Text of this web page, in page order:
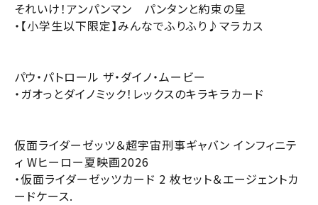
上映スケジュールを確認する
無料のワタシアターライト会員もあります。
予約を確認・変更する
チケットの予約状況の確認及び予約を変更したい場合は、
都道府県から選ぶ
東北
関東
北越
それいけ！アンパンマン パンタンと約束の星
・【小学生以下限定】みんなでふりふり♪マラカス
パウ・パトロール ザ・ダイノ・ムービー
・ガオっとダイノミック！レックスのキラキラカード
仮面ライダーゼッツ＆超宇宙刑事ギャバン インフィニテ
ィ Wヒーロー夏映画2026
・仮面ライダーゼッツカード 2 枚セット＆エージェントカ
ードケース.
劇場を変更しますか？
劇場を変更すると、STEP2以降で選択いただいた情報は解除
変更しないで続ける 変更する
上映日を変更しますか？
上映日を変更すると、STEP3以降で選択いただいた情報は解
変更しないで続ける 変更する